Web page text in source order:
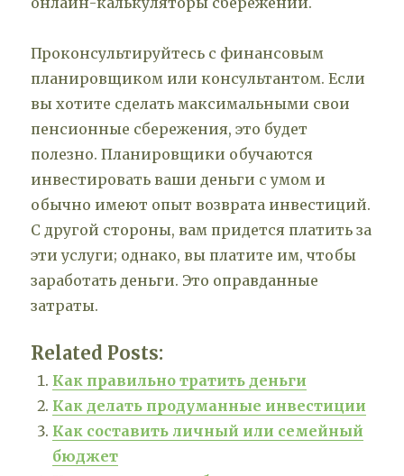
Проконсультируйтесь с финансовым
планировщиком или консультантом. Если
вы хотите сделать максимальными свои
пенсионные сбережения, это будет
полезно. Планировщики обучаются
инвестировать ваши деньги с умом и
обычно имеют опыт возврата инвестиций.
С другой стороны, вам придется платить за
эти услуги; однако, вы платите им, чтобы
заработать деньги. Это оправданные
затраты.
Related Posts:
Как правильно тратить деньги
Как делать продуманные инвестиции
Как составить личный или семейный
бюджет